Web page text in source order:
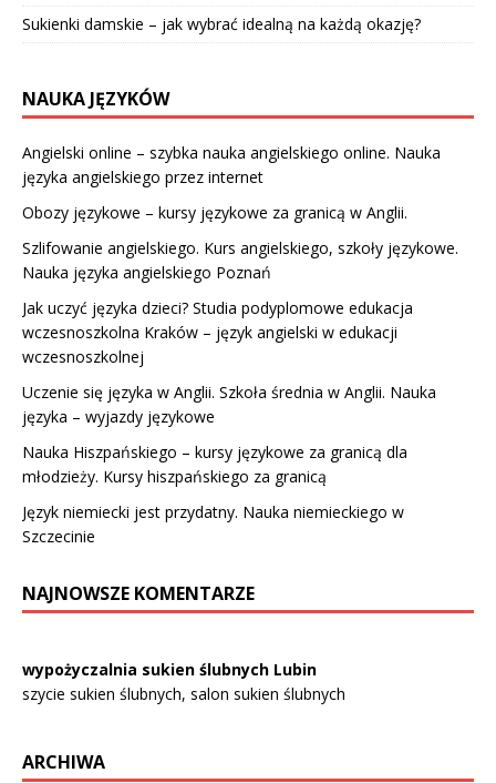
Sukienki damskie – jak wybrać idealną na każdą okazję?
NAUKA JĘZYKÓW
Angielski online – szybka nauka angielskiego online. Nauka
języka angielskiego przez internet
Obozy językowe – kursy językowe za granicą w Anglii.
Szlifowanie angielskiego. Kurs angielskiego, szkoły językowe.
Nauka języka angielskiego Poznań
Jak uczyć języka dzieci? Studia podyplomowe edukacja
wczesnoszkolna Kraków – język angielski w edukacji
wczesnoszkolnej
Uczenie się języka w Anglii. Szkoła średnia w Anglii. Nauka
języka – wyjazdy językowe
Nauka Hiszpańskiego – kursy językowe za granicą dla
młodzieży. Kursy hiszpańskiego za granicą
Język niemiecki jest przydatny. Nauka niemieckiego w
Szczecinie
NAJNOWSZE KOMENTARZE
wypożyczalnia sukien ślubnych Lubin
szycie sukien ślubnych, salon sukien ślubnych
ARCHIWA